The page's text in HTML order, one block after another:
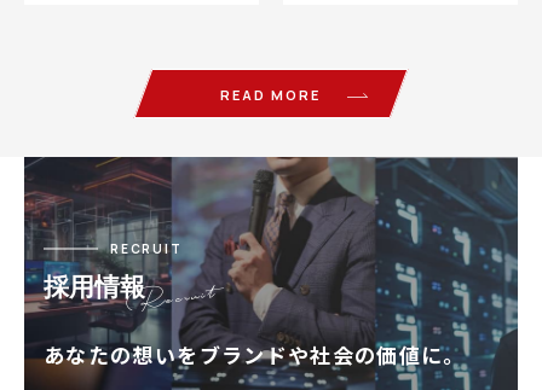
READ MORE
RECRUIT
採用情報
あなたの想いをブランドや社会の価値に。